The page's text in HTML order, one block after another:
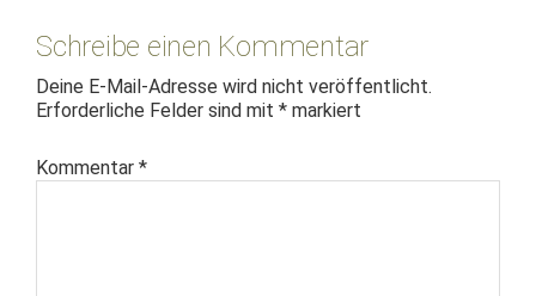
Interaktionen
Schreibe einen Kommentar
Deine E-Mail-Adresse wird nicht veröffentlicht.
Erforderliche Felder sind mit * markiert
Kommentar *